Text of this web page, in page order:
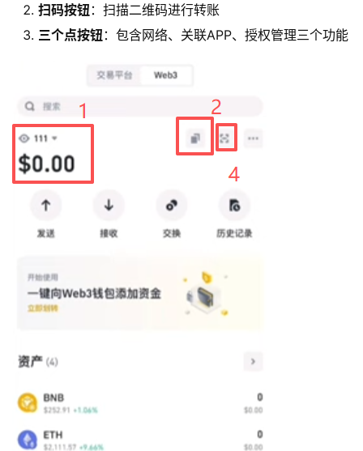
扫码按钮 ：扫描二维码进行转账
三个点按钮 ：包含网络、关联APP、授权管理三个功能